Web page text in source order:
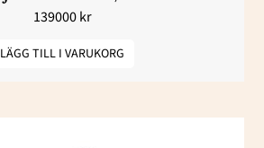
139000kr
LÄGG TILL I VARUKORG